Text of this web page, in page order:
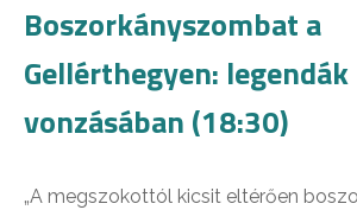
Boszorkányszombat a
Gellérthegyen: legendák
vonzásában (18:30)
„A megszokottól kicsit eltérően